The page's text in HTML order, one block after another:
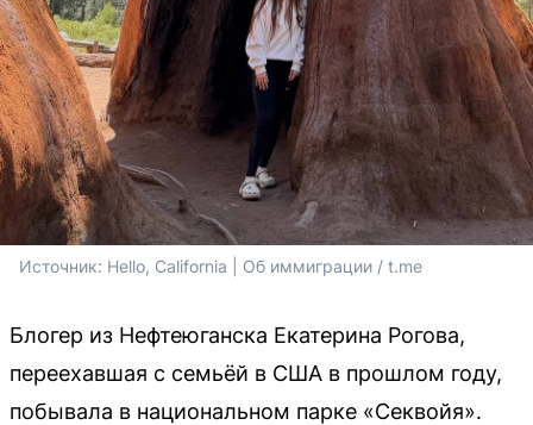
Источник: Hello, California | Об иммиграции / t.me
Блогер из Нефтеюганска Екатерина Рогова,
переехавшая с семьёй в США в прошлом году,
побывала в национальном парке «Секвойя».